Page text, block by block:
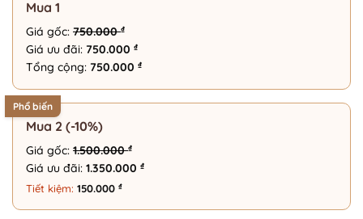
Mua 1
Giá gốc: 750.000₫
Giá ưu đãi: 750.000 ₫
Tổng cộng: 750.000 ₫
Phổ biến
Mua 2 (-10%)
Giá gốc: 1.500.000₫
Giá ưu đãi: 1.350.000 ₫
Tiết kiệm: 150.000 ₫